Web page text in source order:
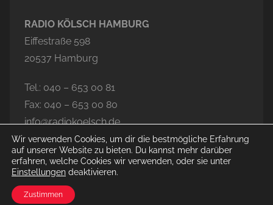
RADIO KÖLSCH HAMBURG
Eiffestraße 598
20537 Hamburg
Tel.: 040 – 653 00 81
Fax: 040 – 653 00 80
info@radiokoelsch.de
© 2020-2026 Radio Kölsch Hamburg
Wir verwenden Cookies, um dir die bestmögliche Erfahrung
auf unserer Website zu bieten. Du kannst mehr darüber
erfahren, welche Cookies wir verwenden, oder sie unter
Einstellungen deaktivieren.
Zustimmen